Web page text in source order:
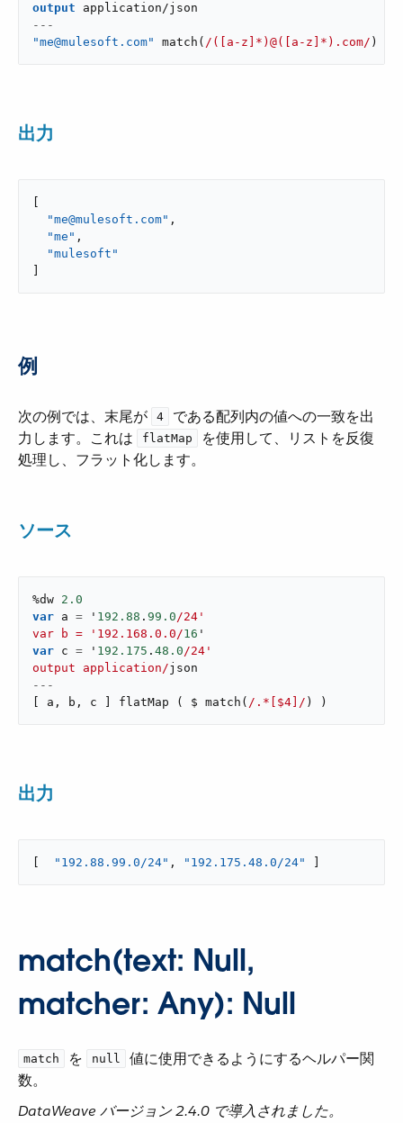
output
application/json
---
"me@mulesoft.com"
match ( /([a-z]*)@([a-z]*).com/ )
出力
"me@mulesoft.com" ,
"me" ,
"mulesoft"
例
次の例では、末尾が ​ 4
​ である配列内の値への一致を出
力します。これは ​
flatMap
​ を使用して、リストを反復
処理し、フラット化します。
ソース
%dw 2.0
var a = ' 192.88 . 99.0/24'
var b = '192.168.0.0/16
var c = ' 192.175 . 48.0/24'
output application/
---
a , b , c flatMap ( $ match ( /.*[$4]/ ) )
出力
"192.88.99.0/24" , "192.175.48.0/24"
match(text: Null,
matcher: Any): Null
match ​ を ​ null
​ 値に使用できるようにするヘルパー関
数。
DataWeave バージョン 2.4.0 で導入されました。